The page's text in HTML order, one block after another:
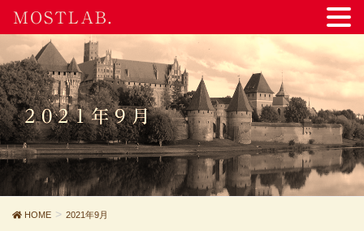
2021年9月
HOME 2021年9月
MOSTLAB.